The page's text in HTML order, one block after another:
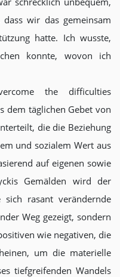
wir das gemeinsam
hatte. Ich wusste,
konnte, wovon ich
the difficulties
dem täglichen Gebet von
die die Beziehung
und sozialem Wert aus
auf eigenen sowie
Gemälden wird der
sich rasant verändernde
Weg gezeigt, sondern
wie negativen, die
um die materielle
tiefgreifenden Wandels